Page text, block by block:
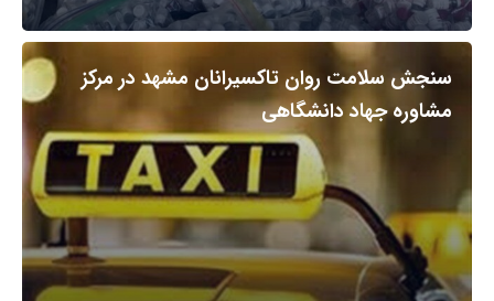
سنجش سلامت روان تاکسیرانان مشهد در مرکز
مشاوره جهاد دانشگاهی